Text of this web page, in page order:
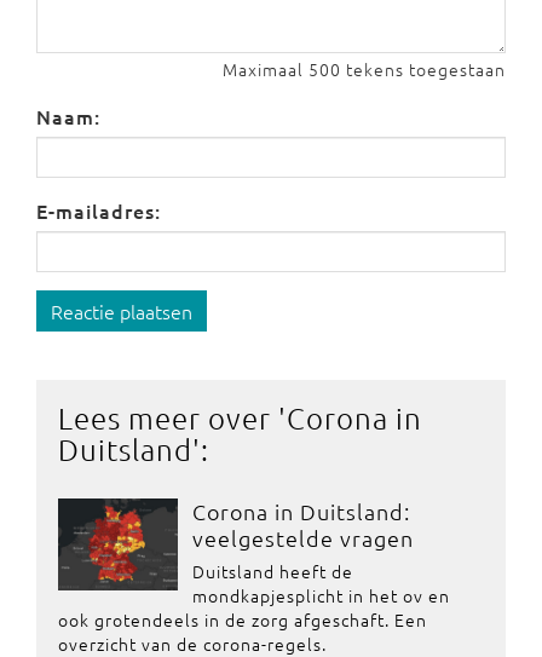
Maximaal 500 tekens toegestaan
Naam:
E-mailadres:
Reactie plaatsen
Lees meer over 'Corona in
Duitsland':
Corona in Duitsland:
veelgestelde vragen
Duitsland heeft de
mondkapjesplicht in het ov en
ook grotendeels in de zorg afgeschaft. Een
overzicht van de corona-regels.